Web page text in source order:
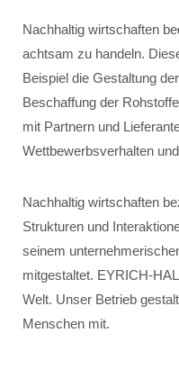
Nachhaltig wirtschaften
achtsam zu handeln.
Beispiel die Gestaltung
Beschaffung der
mit Partnern und
Wettbewerbsverhalten
Nachhaltig wirtschaften
Strukturen und
seinem
mitgestaltet. EYRICH-
Welt. Unser Betrieb
Menschen mit.